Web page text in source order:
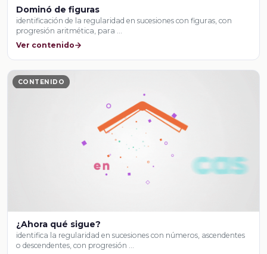
Dominó de figuras
identificación de la regularidad en sucesiones con figuras, con
progresión aritmética, para …
Ver contenido
CONTENIDO
¿Ahora qué sigue?
identifica la regularidad en sucesiones con números, ascendentes
o descendentes, con progresión …